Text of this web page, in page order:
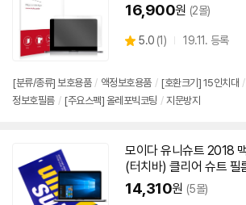
16,900원 (2몰)
별
5.0 (상
뷰
1) 19.11. 등록
[분류/종류] 보호용품 / 액정보호용품 / [호환크기] 15인치 대 /
정보호필름 / [주요스펙] 올레포빅코팅 / 지문방지
모이다 유니슈트 2018
(터치바) 클리어 슈트 필
14,310원 (5몰)